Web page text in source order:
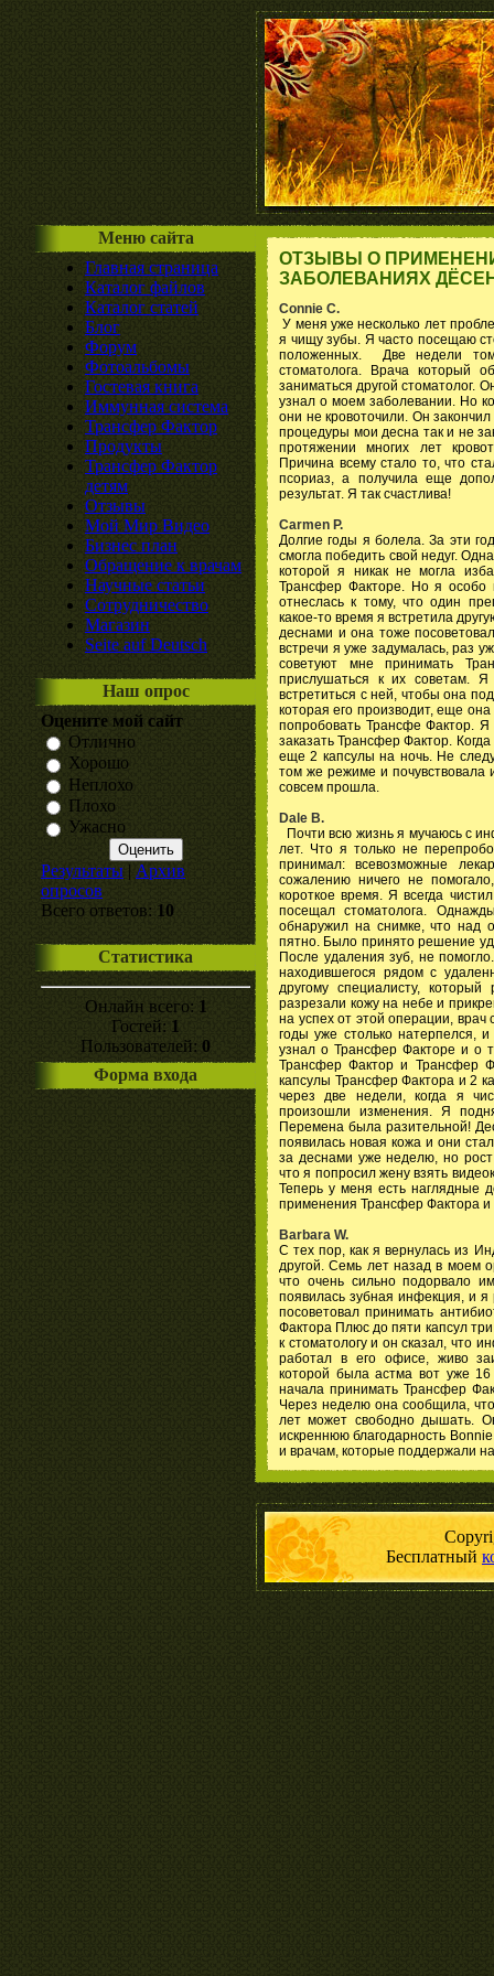
Меню сайта
Главная страница
Каталог файлов
Каталог статей
Блог
Форум
Фотоальбомы
Гостевая книга
Иммунная система
Трансфер Фактор
Продукты
Трансфер Фактор
детям
Отзывы
Мой Мир Видео
Бизнес план
Обращение к врачам
Научные статьи
Сотрудничество
Магазин
Seite auf Deutsch
Наш опрос
Оцените мой сайт
Отлично
Хорошо
Неплохо
Плохо
Ужасно
Результаты | Архив
опросов
Всего ответов: 10
Статистика
Онлайн всего: 1
Гостей: 1
Пользователей: 0
Форма входа
ОТЗЫВЫ О
ЗАБОЛЕВАНИЯХ
Connie C.
У меня уже несколько лет
я чищу зубы. Я часто посещаю
положенных. Две недели
стоматолога. Врача
заниматься другой стоматолог.
узнал о моем заболевании. Но
они не кровоточили. Он
процедуры мои десна так и не
протяжении многих лет
Причина всему стало то, что
псориаз, а получила еще
результат. Я так счастлива!
Carmen P.
Долгие годы я болела. За эти
смогла победить свой недуг.
которой я никак не могла
Трансфер Факторе. Но я особо
отнеслась к тому, что один
какое-то время я встретила
деснами и она тоже
встречи я уже задумалась, раз
советуют мне принимать
прислушаться к их советам.
встретиться с ней, чтобы она
которая его производит, еще
попробовать Трансфе Фактор.
заказать Трансфер Фактор.
еще 2 капсулы на ночь. Не
том же режиме и почувствовала
совсем прошла.
Dale B.
Почти всю жизнь я мучаюсь с
лет. Что я только не
принимал: всевозможные
сожалению ничего не
короткое время. Я всегда
посещал стоматолога.
обнаружил на снимке, что над
пятно. Было принято решение
После удаления зуб, не
находившегося рядом с
другому специалисту,
разрезали кожу на небе и
на успех от этой операции, врач
годы уже столько натерпелся,
узнал о Трансфер Факторе и о
Трансфер Фактор и Трансфер
капсулы Трансфер Фактора и 2
через две недели, когда я
произошли изменения. Я
Перемена была разительной!
появилась новая кожа и они
за деснами уже неделю, но
что я попросил жену взять
Теперь у меня есть наглядные
применения Трансфер Фактора
Barbara W.
С тех пор, как я вернулась из
другой. Семь лет назад в моем
что очень сильно подорвало
появилась зубная инфекция, и я
посоветовал принимать
Фактора Плюс до пяти капсул
к стоматологу и он сказал, что
работал в его офисе, живо
которой была астма вот уже
начала принимать Трансфер
Через неделю она сообщила,
лет может свободно дышать.
искреннюю благодарность
и врачам, которые поддержали
Бесплатный